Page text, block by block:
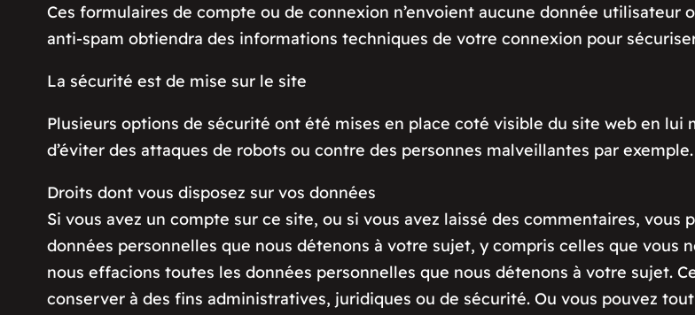
Ces formulaires de compte ou de connexion n’envoient aucune donnée
anti-spam obtiendra des informations techniques de votre connexion pour
La sécurité est de mise sur le site
Plusieurs options de sécurité ont été mises en place coté visible du site web en
d’éviter des attaques de robots ou contre des personnes malveillantes par exemple.
Droits dont vous disposez sur vos données
Si vous avez un compte sur ce site, ou si vous avez laissé des commentaires,
données personnelles que nous détenons à votre sujet, y compris celles que vous
nous effacions toutes les données personnelles que nous détenons à votre sujet.
conserver à des fins administratives, juridiques ou de sécurité. Ou vous pouvez